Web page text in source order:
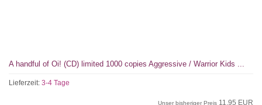
A handful of Oi! (CD) limited 1000 copies Aggressive / Warrior Kids ...
Lieferzeit: 3-4 Tage
Unser bisheriger Preis 11,95 EUR